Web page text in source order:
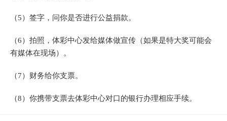
（5）签字，问你是否进行公益捐款。
（6）拍照，体彩中心发给媒体做宣传（如果是特大奖可能会
有媒体在现场）。
（7）财务给你支票。
（8）你携带支票去体彩中心对口的银行办理相应手续。